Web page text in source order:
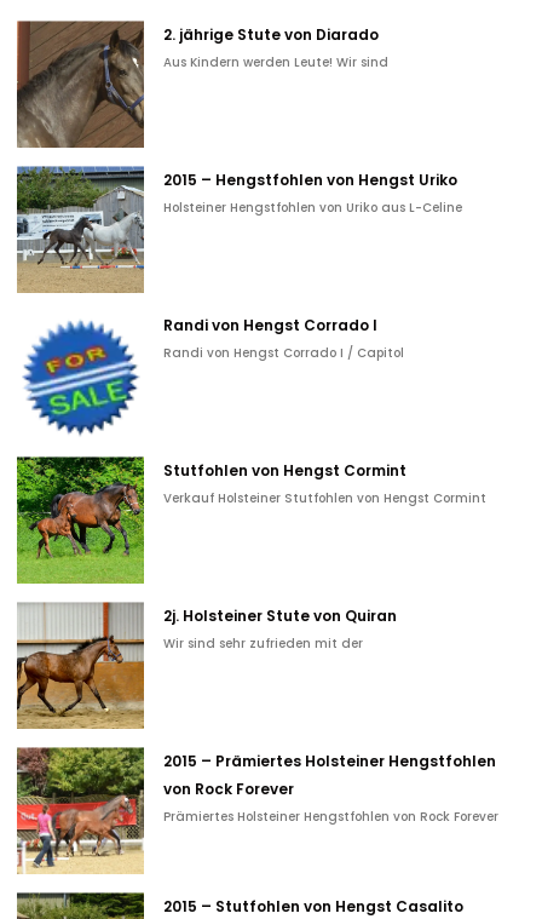
2. jährige Stute von Diarado
Aus Kindern werden Leute! Wir sind
2015 – Hengstfohlen von Hengst Uriko
Holsteiner Hengstfohlen von Uriko aus L-Celine
Randi von Hengst Corrado I
Randi von Hengst Corrado I / Capitol
Stutfohlen von Hengst Cormint
Verkauf Holsteiner Stutfohlen von Hengst Cormint
2j. Holsteiner Stute von Quiran
Wir sind sehr zufrieden mit der
2015 – Prämiertes Holsteiner Hengstfohlen
von Rock Forever
Prämiertes Holsteiner Hengstfohlen von Rock Forever
2015 – Stutfohlen von Hengst Casalito